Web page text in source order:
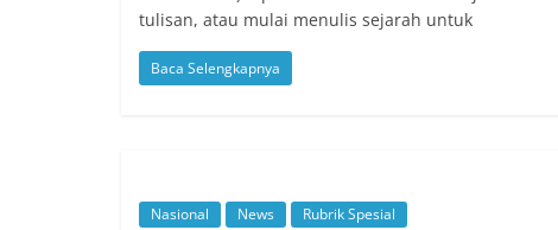
tulisan, atau mulai menulis sejarah untuk
Baca Selengkapnya
Nasional News Rubrik Spesial